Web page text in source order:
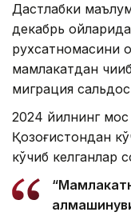
Дастлабки
декабрь
рухсатномасини
мамлакатдан
миграция
2024 йилнинг
Қозоғистондан
кўчиб келганлар